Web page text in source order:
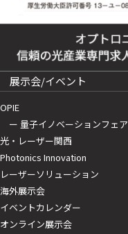
展示会/イベント
OPIE
ー 量子イノベーションフェア
光・レーザー関西
Photonics Innovation
レーザーソリューション
海外展示会
イベントカレンダー
オンライン展示会